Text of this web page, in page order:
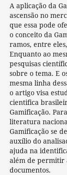
A aplicação da
ascensão no
que essa pode
o conceito da
ramos, entre
Enquanto ao
pesquisas
sobre o tema. E
mesma linha
o artigo visa
cientifica
Gamificação.
literatura
Gamificação se
auxílio do
ajuda na
além de permitir
documentos.